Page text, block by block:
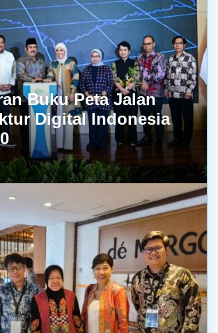
Buku Peta Jalan
Digital Indonesia